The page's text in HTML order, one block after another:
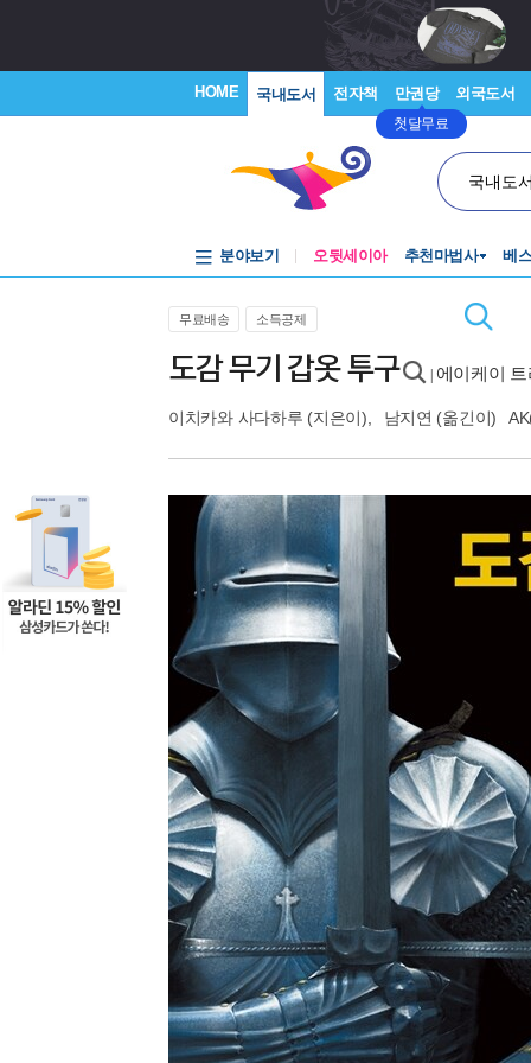
HOME 국내도서 전자책 만권당
첫달무료
외국도서
국내도
분야보기 오뒷세이아 추천마법사 베
무료배송 소득공제
도감 무기 갑옷 투구 에이케이
이치카와 사다하루 (지은이), 남지연 (옮긴이)